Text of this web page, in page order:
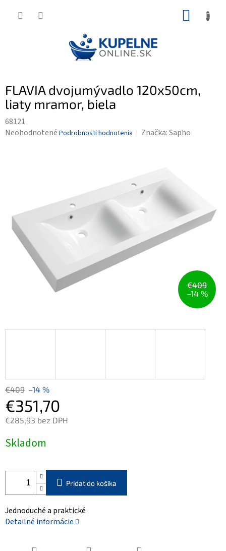
FLAVIA dvojumývadlo 120x50cm,
liaty mramor, biela
68121
Priemerné
hviezdičiek.
Neohodnotené Podrobnosti hodnotenia Značka:Sapho
€409
–14 %
€409 –14 %
€351,70
€285,93 bez DPH
cena:
Skladom
Pridať do košíka
Jednoduché a praktické
Detailné informácie